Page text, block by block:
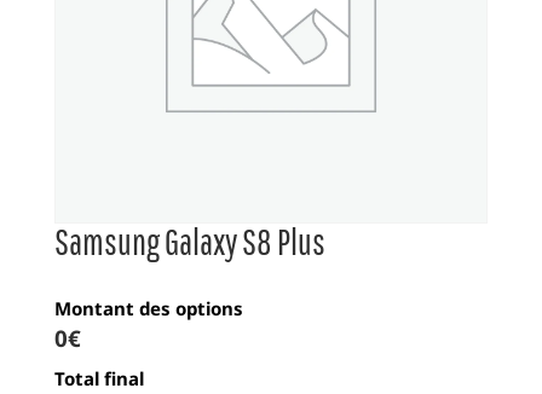
Samsung Galaxy S8 Plus
Montant des options
0€
Total final